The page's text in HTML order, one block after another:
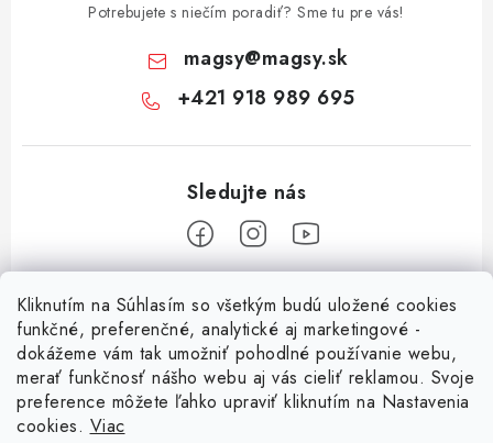
Kliknutím na Súhlasím so všetkým budú uložené cookies
funkčné, preferenčné, analytické aj marketingové -
dokážeme vám tak umožniť pohodlné používanie webu,
merať funkčnosť nášho webu aj vás cieliť reklamou. Svoje
preference môžete ľahko upraviť kliknutím na Nastavenia
cookies. Viac
Potrebujete s niečím poradiť? Sme tu pre vás!
magsy@magsy.sk
+421 918 989 695
Informácie pre vás
O nás
Obchodné podmienky
Facebook